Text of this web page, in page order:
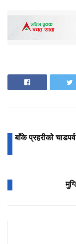
बाँके प्रहरीकोे